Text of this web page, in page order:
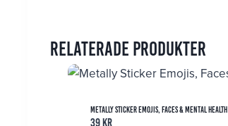
Relaterade produkter
Metally Sticker Emojis, Faces & Mental Health
39kr